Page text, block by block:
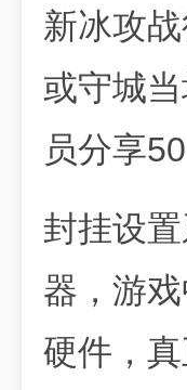
新冰攻
或守城
员分享
封挂设
器，游
硬件，